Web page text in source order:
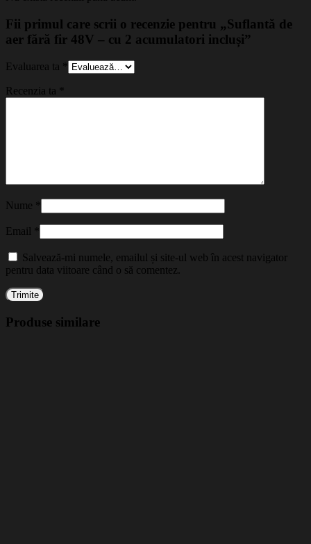
Fii primul care scrii o recenzie pentru „Suflantă de
aer fără fir 48V – cu 2 acumulatori incluși”
Evaluarea ta
Recenzia ta
Nume
Email
Salvează-mi numele, emailul și site-ul web în acest navigator
pentru data viitoare când o să comentez.
Produse similare